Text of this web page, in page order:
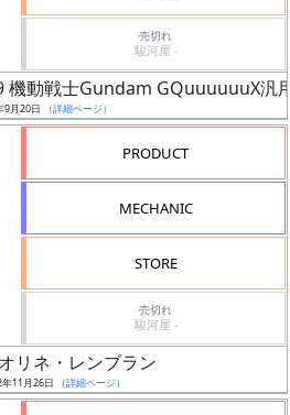
売切れ
駿河屋 -
機動戦士Gundam GQuuuuuuX汎
9月20日 （詳細ページ）
PRODUCT
MECHANIC
STORE
売切れ
駿河屋 -
リネ・レンブラン
11月26日 （詳細ページ）